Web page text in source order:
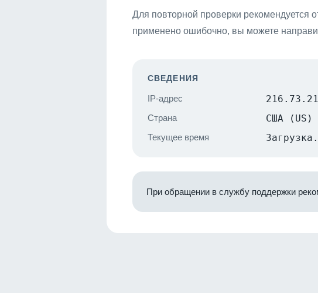
Для повторной проверки рекомендуется
применено ошибочно, вы можете
СВЕДЕНИЯ
IP-адрес
Страна США (US)
Текущее время
При обращении в службу поддержки